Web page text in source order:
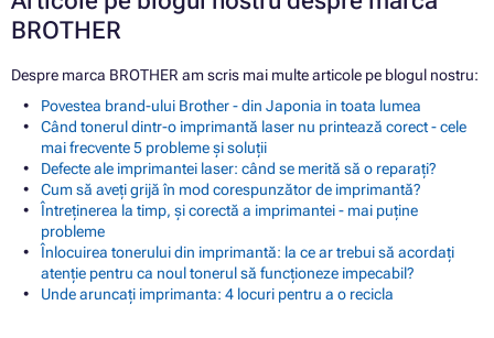
BROTHER
Despre marca BROTHER am scris mai multe articole pe blogul nostru:
Povestea brand-ului Brother - din Japonia in toata lumea
Când tonerul dintr-o imprimantă laser nu printează corect - cele
mai frecvente 5 probleme și soluții
Defecte ale imprimantei laser: când se merită să o reparați?
Cum să aveți grijă în mod corespunzător de imprimantă?
Întreținerea la timp, și corectă a imprimantei - mai puține
probleme
Înlocuirea tonerului din imprimantă: la ce ar trebui să acordați
atenție pentru ca noul tonerul să funcționeze impecabil?
Unde aruncați imprimanta: 4 locuri pentru a o recicla